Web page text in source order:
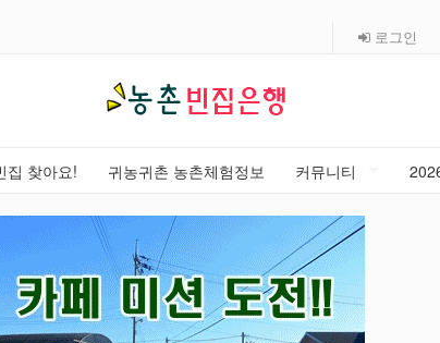
로그인
집 찾아요! 귀농귀촌 농촌체험정보 커뮤니티